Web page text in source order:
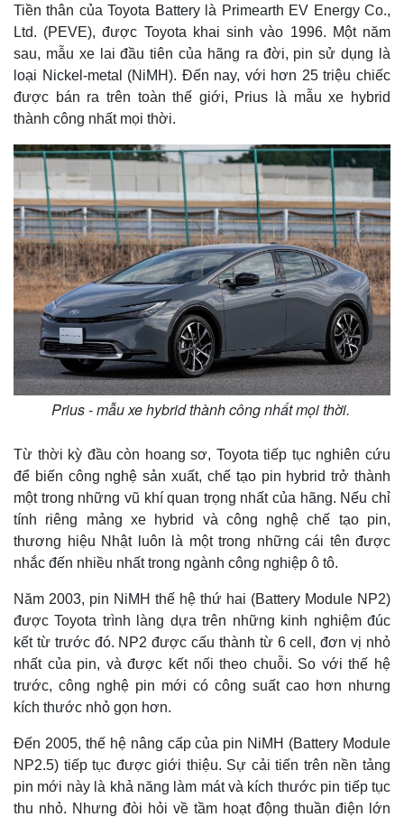
Thế giới
Quan sát
Cuộc sống đó đây
Hồ sơ
Multimedia
Video
Ảnh
E-Magazine
Infographic
Tiền thân của Toyota Battery là Primearth EV Energy Co.,
Ltd. (PEVE), được Toyota khai sinh vào 1996. Một năm
sau, mẫu xe lai đầu tiên của hãng ra đời, pin sử dụng là
loại Nickel-metal (NiMH). Đến nay, với hơn 25 triệu chiếc
được bán ra trên toàn thế giới, Prius là mẫu xe hybrid
thành công nhất mọi thời.
Prius - mẫu xe hybrid thành công nhất mọi thời.
Từ thời kỳ đầu còn hoang sơ, Toyota tiếp tục nghiên cứu
để biến công nghệ sản xuất, chế tạo pin hybrid trở thành
một trong những vũ khí quan trọng nhất của hãng. Nếu chỉ
tính riêng mảng xe hybrid và công nghệ chế tạo pin,
thương hiệu Nhật luôn là một trong những cái tên được
nhắc đến nhiều nhất trong ngành công nghiệp ô tô.
Năm 2003, pin NiMH thế hệ thứ hai (Battery Module NP2)
được Toyota trình làng dựa trên những kinh nghiệm đúc
kết từ trước đó. NP2 được cấu thành từ 6 cell, đơn vị nhỏ
nhất của pin, và được kết nối theo chuỗi. So với thế hệ
trước, công nghệ pin mới có công suất cao hơn nhưng
kích thước nhỏ gọn hơn.
Đến 2005, thế hệ nâng cấp của pin NiMH (Battery Module
NP2.5) tiếp tục được giới thiệu. Sự cải tiến trên nền tảng
pin mới này là khả năng làm mát và kích thước pin tiếp tục
thu nhỏ. Nhưng đòi hỏi về tầm hoạt động thuần điện lớn